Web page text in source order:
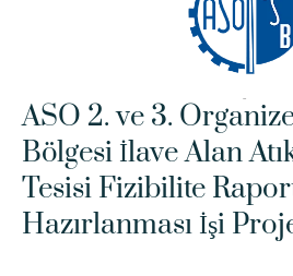
ASO 2. ve 3.
Bölgesi İlave Alan
Tesisi Fizibilite
Hazırlanması İşi